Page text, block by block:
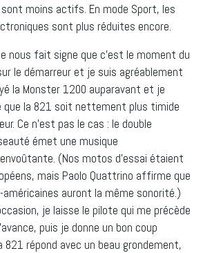
moins actifs. En mode Sport, les
sont plus réduites encore.
nous fait signe que c’est le moment du
le démarreur et je suis agréablement
la Monster 1200 auparavant et je
que la 821 soit nettement plus timide
Ce n’est pas le cas : le double
émet une musique
(Nos motos d’essai étaient
mais Paolo Quattrino affirme que
américaines auront la même sonorité.)
je laisse le pilote qui me précède
puis je donne un bon coup
821 répond avec un beau grondement,